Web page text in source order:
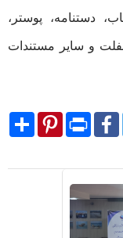
دستنامه، پوستر،
و سایر مستندات
SharePinterest Print
Facebook